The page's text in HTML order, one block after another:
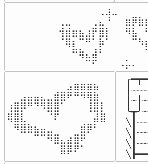
⠀⠀⠀⠀⠀⠀⠀⠀⠀⣠⣶⣶⣶⣦⠀⠀
⠀⠀⣠⣤⣤⣄⣀⣾⣿⠟⠛⠻⢿⣷⠀
⢰⣿⡿⠛⠙⠻⣿⣿⠁⠀⠀⠀⢸⣿⡇
⢿⣿⣇⠀⠀⠀⠈⠏⠀⠀⠀⠀⠀⣼⣿⠀
⠀⠻⣿⣷⣦⣤⣀⠀⠀⠀⠀⣾⡿⠃⠀
⠀⠀⠀⠀⠉⠉⠻⣿⣄⣴⣿⠟⠀⠀⠀
⠀⠀⠀⠀⠀⠀⠀⠀⣿⡿⠟⠁⠀⠀⠀⠀